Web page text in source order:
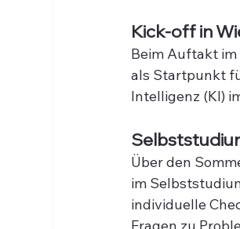
Kick-off in
Beim Auftakt
als Startpunkt
Intelligenz (KI)
Über den
im
individuelle